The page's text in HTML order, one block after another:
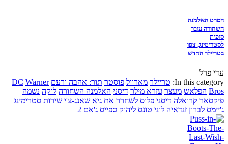
הסרט האלמנה
השחורה עובר
סופית
לסטרימינג, צפו
בטריילר החדש
עדי פרל
In this category: טריילר מארוול פוסטר תור: אהבה ורעם DC Warner
Bros הפלאש מעצר עזרא מילר דיסני האלמנה השחורה לוקה נשמה
פיקסאר קרואלה דיסני פלוס לשחרר את גיא שאנג-צ'י שירות סטרימינג
ג'יימס לברון זנדאיה לוני טונס ליהוק ספייס ג'אם 2